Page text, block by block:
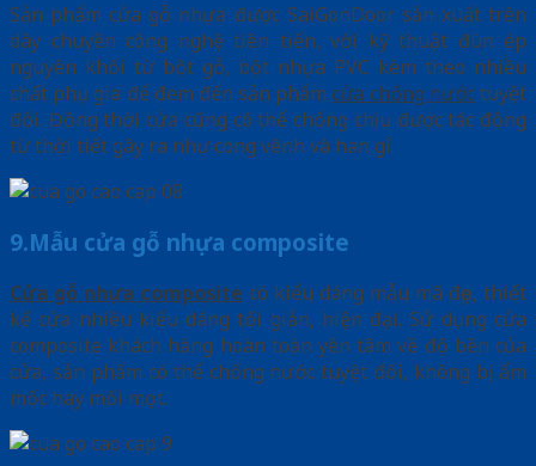
Sản phẩm cửa gỗ nhựa được SaiGonDoor sản xuất trên
dây chuyền công nghệ tiên tiến, với kỹ thuật đùn ép
nguyên khối từ bột gỗ, bột nhựa PVC kèm theo nhiều
chất phụ gia để đem đến sản phẩm cửa chống nướctuyệt
đối. Đồng thời cửa cũng có thể chống chịu được tác động
từ thời tiết gây ra như cong vênh và han gỉ.
9.Mẫu cửa gỗ nhựa composite
Cửa gỗ nhựa composite có kiểu dáng mẫu mã đẹp, thiết
kế cửa nhiều kiểu dáng tối giản, hiện đại. Sử dụng cửa
composite khách hàng hoàn toàn yên tâm về độ bền của
cửa, sản phẩm có thể chống nước tuyệt đối, không bị ẩm
mốc hay mối mọt.